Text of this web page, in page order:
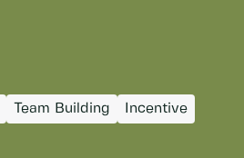
Team Building Incentive